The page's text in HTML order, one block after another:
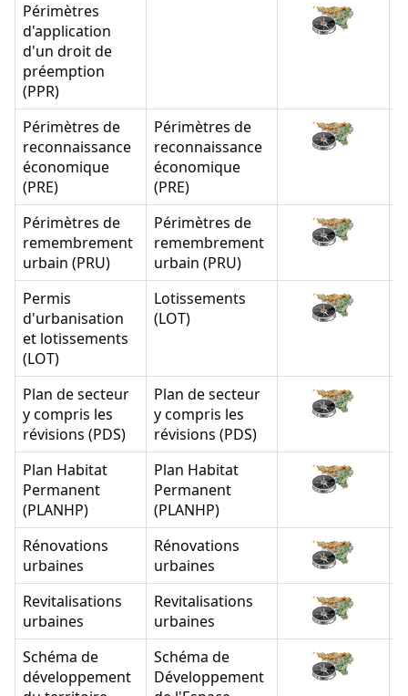
Périmètres
d'application
d'un droit de
préemption
(PPR)
Périmètres de
reconnaissance
économique
(PRE)
Périmètres de
reconnaissance
économique
(PRE)
Périmètres de
remembrement
urbain (PRU)
Périmètres de
remembrement
urbain (PRU)
Permis
d'urbanisation
et lotissements
(LOT)
Lotissements
(LOT)
Plan de secteur
y compris les
révisions (PDS)
Plan de secteur
y compris les
révisions (PDS)
Plan Habitat
Permanent
(PLANHP)
Plan Habitat
Permanent
(PLANHP)
Rénovations
urbaines
Rénovations
urbaines
Revitalisations
urbaines
Revitalisations
urbaines
Schéma de
développement
Schéma de
Développement